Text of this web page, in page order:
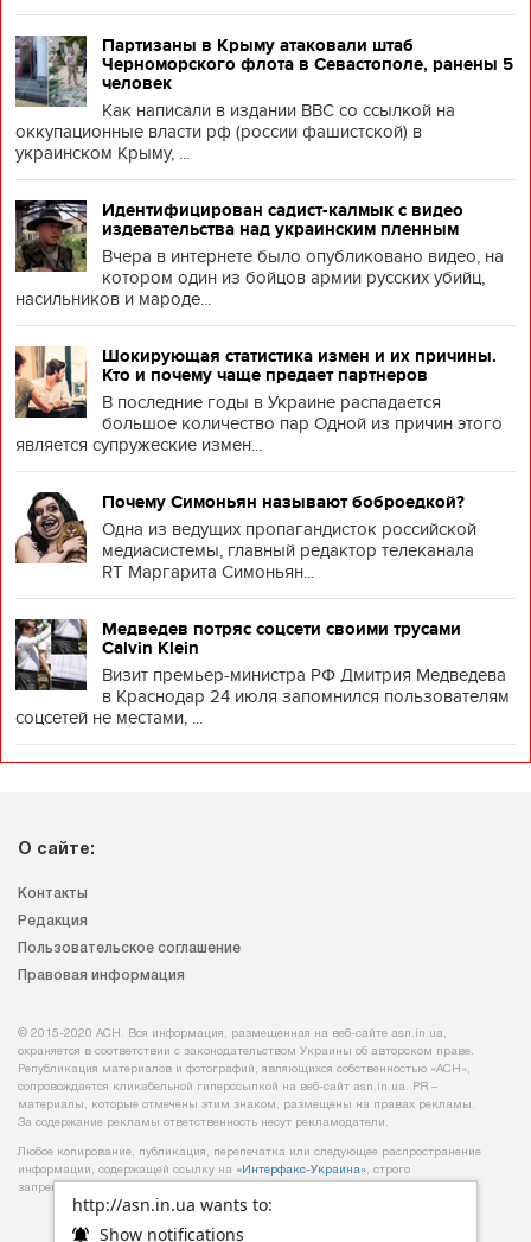
http://asn.in.ua wants to:
Show notifications
Партизаны в Крыму атаковали штаб
Черноморского флота в Севастополе, ранены 5
человек
Как написали в издании BBC со ссылкой на
оккупационные власти рф (россии фашистской) в
украинском Крыму, ...
Идентифицирован садист-калмык с видео
издевательства над украинским пленным
Вчера в интернете было опубликовано видео, на
котором один из бойцов армии русских убийц,
насильников и мароде...
Шокирующая статистика измен и их причины.
Кто и почему чаще предает партнеров
В последние годы в Украине распадается
большое количество пар Одной из причин этого
является супружеские измен...
Почему Симоньян называют боброедкой?
Одна из ведущих пропагандисток российской
медиасистемы, главный редактор телеканала
RT Маргарита Симоньян...
Медведев потряс соцсети своими трусами
Calvin Klein
Визит премьер-министра РФ Дмитрия Медведева
в Краснодар 24 июля запомнился пользователям
соцсетей не местами, ...
О сайте:
Контакты
Редакция
Пользовательское соглашение
Правовая информация
© 2015-2020 АСН. Вся информация, размещенная на веб-сайте asn.in.ua,
охраняется в соответствии с законодательством Украины об авторском праве.
Републикация материалов и фотографий, являющихся собственностью «АСН»,
сопровождается кликабельной гиперссылкой на веб-сайт asn.іn.ua. PR –
материалы, которые отмечены этим знаком, размещены на правах рекламы.
За содержание рекламы ответственность несут рекламодатели.
Любое копирование, публикация, перепечатка или следующее распространение
информации, содержащей ссылку на «Интерфакс-Украина», строго
запрещается.